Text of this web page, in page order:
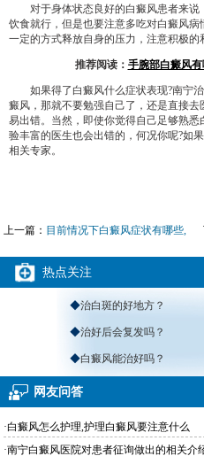
对于身体状态良好的白癜风患者来说
饮食就行，但是也要注意多吃对白癜风
一定的方式释放自身的压力，注意积极的
推荐阅读： 手腕部白癜风
如果得了白癜风什么症状表现?南宁治
癜风，那就不要勉强自己了，还是直接
易出错。当然，即使你觉得自己足够熟
验丰富的医生也会出错的，何况你呢?如
相关专家。
上一篇： 目前情况下白癜风症状有哪些,
热点关注
◆治白斑的好地方？
◆治好后会复发吗？
◆白癜风能治好吗？
网友问答
·白癜风怎么护理,护理白癜风要注意什么
·南宁白癜风医院对患者征询做出的相关介